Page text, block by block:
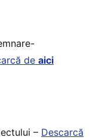
de aici
– Descarcă